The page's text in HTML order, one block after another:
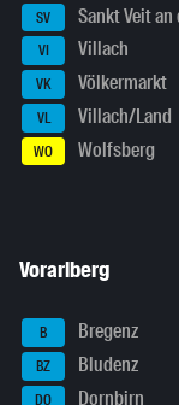
SV Sankt Veit an
VI Villach
VK Völkermarkt
VL Villach/Land
WO Wolfsberg
Vorarlberg
B Bregenz
BZ Bludenz
DO Dornbirn